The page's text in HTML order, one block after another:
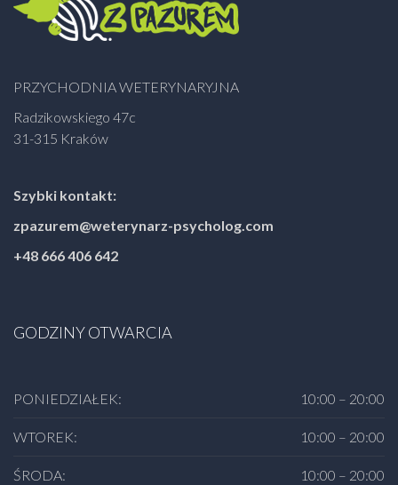
PRZYCHODNIA WETERYNARYJNA
Radzikowskiego 47c
31-315 Kraków
Szybki kontakt:
zpazurem@weterynarz-psycholog.com
+48 666 406 642
GODZINY OTWARCIA
PONIEDZIAŁEK: 10:00 – 20:00
WTOREK: 10:00 – 20:00
ŚRODA: 10:00 – 20:00